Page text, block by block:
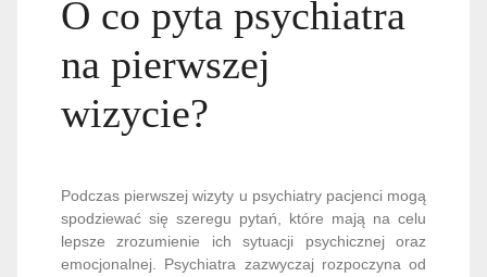
O co pyta psychiatra
na pierwszej
wizycie?
Podczas pierwszej wizyty u psychiatry pacjenci mogą
spodziewać się szeregu pytań, które mają na celu
lepsze zrozumienie ich sytuacji psychicznej oraz
emocjonalnej. Psychiatra zazwyczaj rozpoczyna od